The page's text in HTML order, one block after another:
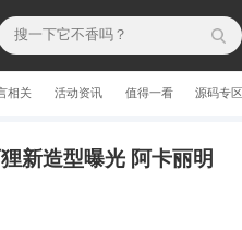
相关 活动资讯 值得一看 源码专
新造型曝光 阿卡丽明